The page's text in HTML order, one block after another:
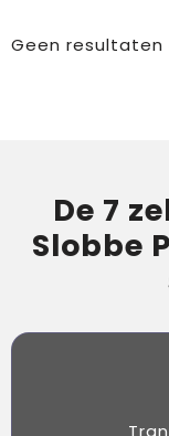
Geen resultaten
De 7
Slobbe